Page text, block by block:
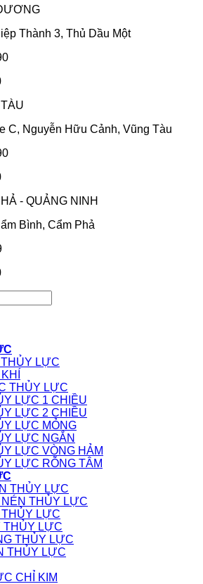
Thành 3, Thủ Dầu Một
C, Nguyễn Hữu Cảnh, Vũng Tàu
- QUẢNG NINH
Bình, Cẩm Phả
LỰC
THỦY LỰC
LỰC 1 CHIỀU
LỰC 2 CHIỀU
LỰC MỎNG
LỰC NGẮN
LỰC VÒNG HẢM
LỰC RỖNG TÂM
THỦY LỰC
THỦY LỰC
LỰC
THỦY LỰC
THỦY LỰC
THỦY LỰC
CHỈ KIM